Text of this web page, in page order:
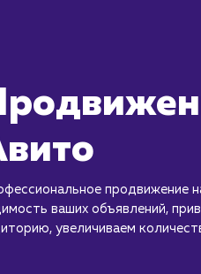
продвижение
ваших объявлений,
увеличиваем